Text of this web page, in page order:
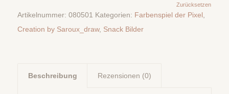
Zurücksetzen
Artikelnummer: 080501 Kategorien: Farbenspiel der Pixel,
Creation by Saroux_draw, Snack Bilder
Beschreibung Rezensionen (0)